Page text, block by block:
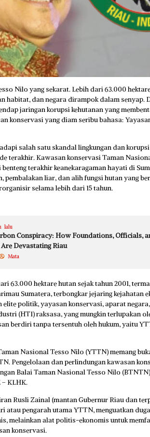
Nilo yang sekarat. Lebih dari 63.000
habitat, dan negara dirampok dalam senyap.
jaringan korupsi kehutanan yang
konservasi yang diam seribu bahasa:
salah satu skandal lingkungan dan
terakhir. Kawasan konservasi Taman
terakhir keanekaragaman hayati di
pembalakan liar, dan alih fungsi hutan yang
selama lebih dari 15 tahun.
lalu
Conspiracy: How Foundations, Officials,
Devastating Riau
Mata
63.000 hektare hutan sejak tahun 2001,
Sumatera, terbongkar jejaring kejahatan
elite politik, yayasan konservasi, aparat
(HTI) raksasa, yang mungkin terlupakan
berdiri tanpa tersentuh oleh hukum, yaitu
Nasional Tesso Nilo (YTTN) memang
Pengelolaan dan perlindungan kawasan
Balai Taman Nasional Tesso Nilo
KLHK.
Rusli Zainal (mantan Gubernur Riau dan
atau pengarah utama YTTN, menguatkan
melainkan alat politis-ekonomis untuk
konservasi.